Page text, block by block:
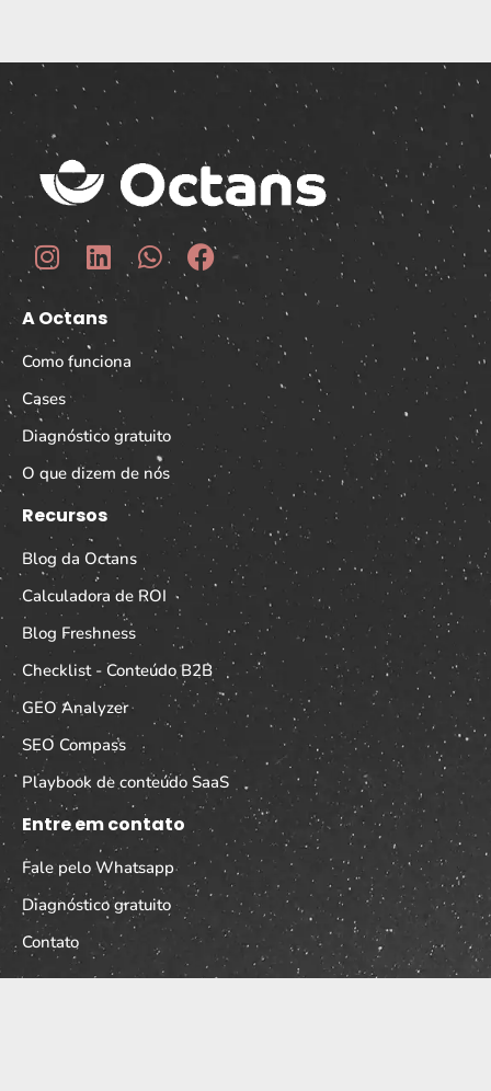
A Octans
Como funciona
Cases
Diagnóstico gratuito
O que dizem de nós
Recursos
Blog da Octans
Calculadora de ROI
Blog Freshness
Checklist - Conteúdo B2B
GEO Analyzer
SEO Compass
Playbook de conteúdo SaaS
Entre em contato
Fale pelo Whatsapp
Diagnóstico gratuito
Contato